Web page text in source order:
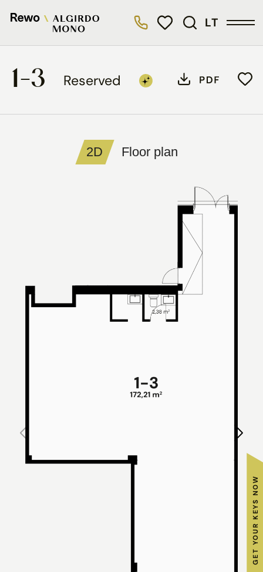
LT
1-3 Reserved
2D Floor plan
GET YOUR KEYS NOW